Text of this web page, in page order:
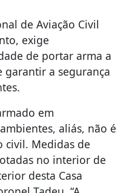
de Aviação Civil
exige
de portar arma a
a segurança
em
aliás, não é
civil. Medidas de
no interior de
desta Casa